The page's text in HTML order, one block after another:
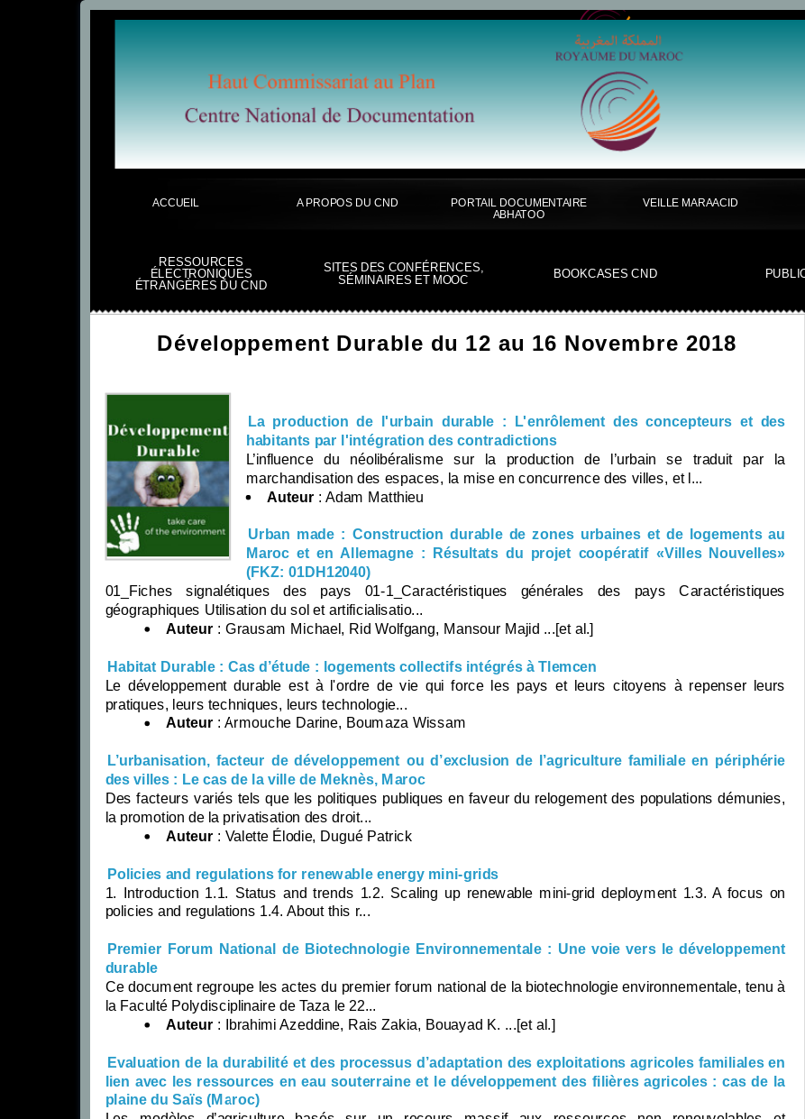
ACCUEIL A PROPOS DU CND PORTAIL DOCUMENTAIRE
ABHATOO
VEILLE MARAACID
RESSOURCES
ÉLECTRONIQUES
ÉTRANGÈRES DU CND
SITES DES CONFÉRENCES,
SÉMINAIRES ET MOOC
BOOKCASES CND
Développement Durable du 12 au 16 Novembre 2018
La production de l'urbain durable : L'enrôlement des concepteurs et des
habitants par l'intégration des contradictions
L’influence du néolibéralisme sur la production de l’urbain se traduit par la
marchandisation des espaces, la mise en concurrence des villes, et l...
Auteur : Adam Matthieu
Urban made : Construction durable de zones urbaines et de logements au
Maroc et en Allemagne : Résultats du projet coopératif «Villes Nouvelles»
(FKZ: 01DH12040)
01_Fiches signalétiques des pays 01-1_Caractéristiques générales des pays Caractéristiques
géographiques Utilisation du sol et artificialisatio...
Auteur : Grausam Michael, Rid Wolfgang, Mansour Majid ...[et al.]
Habitat Durable : Cas d’étude : logements collectifs intégrés à Tlemcen
Le développement durable est à l'ordre de vie qui force les pays et leurs citoyens à repenser leurs
pratiques, leurs techniques, leurs technologie...
Auteur : Armouche Darine, Boumaza Wissam
L’urbanisation, facteur de développement ou d’exclusion de l’agriculture familiale en périphérie
des villes : Le cas de la ville de Meknès, Maroc
Des facteurs variés tels que les politiques publiques en faveur du relogement des populations démunies,
la promotion de la privatisation des droit...
Auteur : Valette Élodie, Dugué Patrick
Policies and regulations for renewable energy mini-grids
1. Introduction 1.1. Status and trends 1.2. Scaling up renewable mini-grid deployment 1.3. A focus on
policies and regulations 1.4. About this r...
Premier Forum National de Biotechnologie Environnementale : Une voie vers le développement
durable
Ce document regroupe les actes du premier forum national de la biotechnologie environnementale, tenu à
la Faculté Polydisciplinaire de Taza le 22...
Auteur : Ibrahimi Azeddine, Rais Zakia, Bouayad K. ...[et al.]
Evaluation de la durabilité et des processus d’adaptation des exploitations agricoles familiales en
lien avec les ressources en eau souterraine et le développement des filières agricoles : cas de la
plaine du Saïs (Maroc)